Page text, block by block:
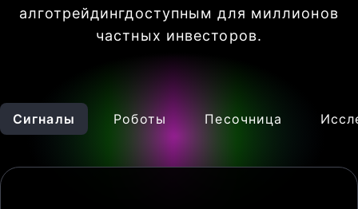
алготрейдингдоступным для миллионов
частных инвесторов.
Сигналы Роботы Песочница